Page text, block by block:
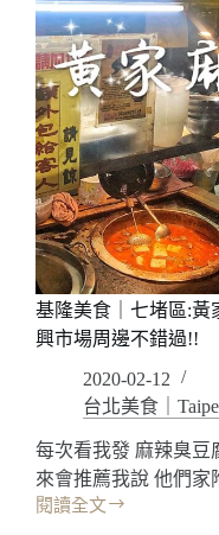
基隆美食｜七堵區:黃
興市場周邊不錯過!!
2020-02-12
台北美食｜
每次看我發 麻辣臭豆
來會推薦我說 他們
閱讀全文
基